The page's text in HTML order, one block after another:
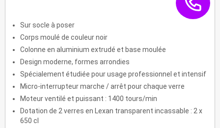
Sur socle à poser
Corps moulé de couleur noir
Colonne en aluminium extrudé et base moulée
Design moderne, formes arrondies
Spécialement étudiée pour usage professionnel et intensif
Micro-interrupteur marche / arrêt pour chaque verre
Moteur ventilé et puissant : 1400 tours/min
Dotation de 2 verres en Lexan transparent incassable : 2 x
650 cl